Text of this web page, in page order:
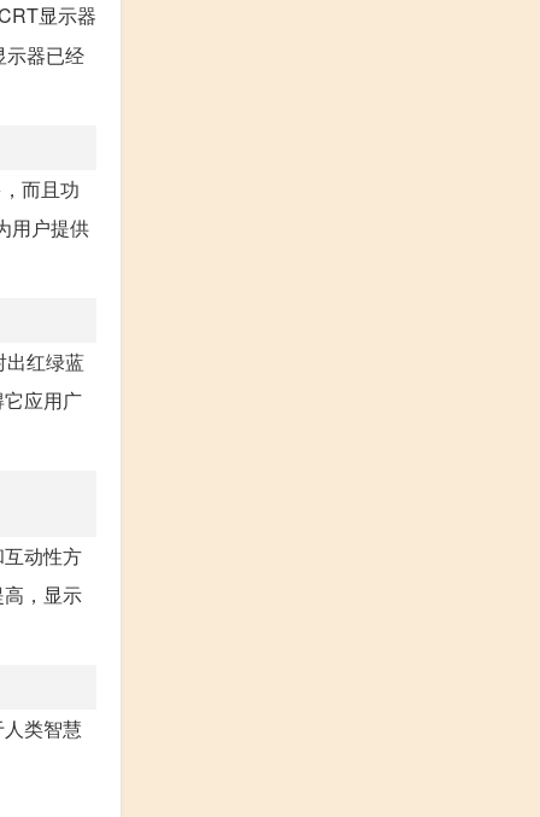
显示器
示器已经
而且功
用户提供
出红绿蓝
应用广
动性方
，显示
类智慧